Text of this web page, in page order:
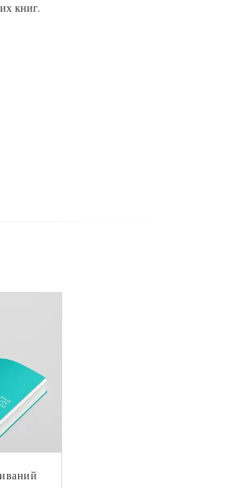
книг.